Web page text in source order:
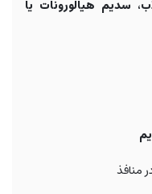
سدیم هیالورونات یا
منافذ